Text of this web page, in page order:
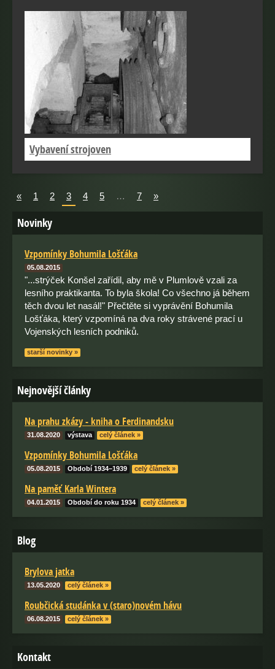
Vybavení strojoven
« 1 2 3 4 5 … 7 »
Novinky
Vzpomínky Bohumila Lošťáka
05.08.2015
"...strýček Konšel zařídil, aby mě v Plumlově vzali za
lesního praktikanta. To byla škola! Co všechno já během
těch dvou let nasál!" Přečtěte si vyprávění Bohumila
Lošťáka, který vzpomíná na dva roky strávené prací u
Vojenských lesních podniků.
starší novinky »
Nejnovější články
Na prahu zkázy - kniha o Ferdinandsku
31.08.2020 výstava celý článek »
Vzpomínky Bohumila Lošťáka
05.08.2015 Období 1934–1939 celý článek »
Na paměť Karla Wintera
04.01.2015 Období do roku 1934 celý článek »
Blog
Brylova jatka
13.05.2020 celý článek »
Roubčická studánka v (staro)novém hávu
06.08.2015 celý článek »
Kontakt